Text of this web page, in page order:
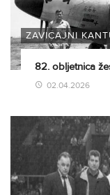
ZAVIČAJNI
82. obljetnica
02.04.2026